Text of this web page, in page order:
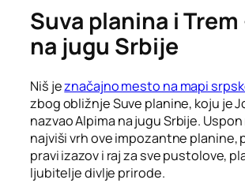
Suva planina i Trem
na jugu Srbije
Niš jeznačajno mesto na mapi
zbog obližnje Suve planine, koju je
nazvao Alpima na jugu Srbije. Uspon
najviši vrh ove impozantne planine,
pravi izazov i raj za sve pustolove,
ljubitelje divlje prirode.